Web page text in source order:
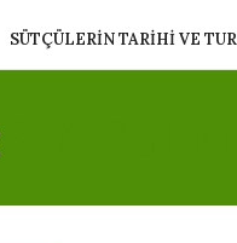
SÜTÇÜLERIN TARIHI VE